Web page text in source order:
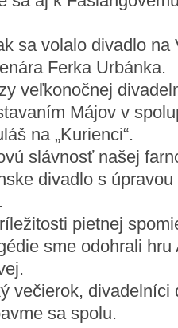
sa volalo divadlo
Ferka Urbánka.
veľkonočnej
Májov v
na „Kurienci“.
slávnosť našej
divadlo s
pietnej
sme odohrali
večierok, divadelníci
sa spolu.